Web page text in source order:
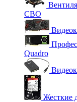
СВО
Quadro
Жесткие